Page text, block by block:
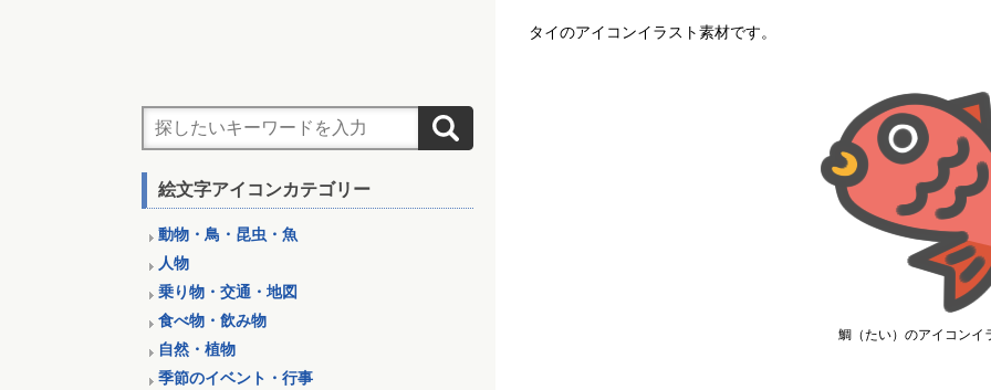
タイのアイコンイラスト素材です。
鯛（たい）のアイコンイ
絵文字アイコンカテゴリー
動物・鳥・昆虫・魚
人物
乗り物・交通・地図
食べ物・飲み物
自然・植物
季節のイベント・行事